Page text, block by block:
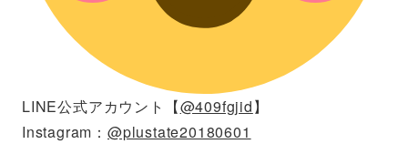
LINE公式アカウント【@409fgjid】
Instagram： @plustate20180601